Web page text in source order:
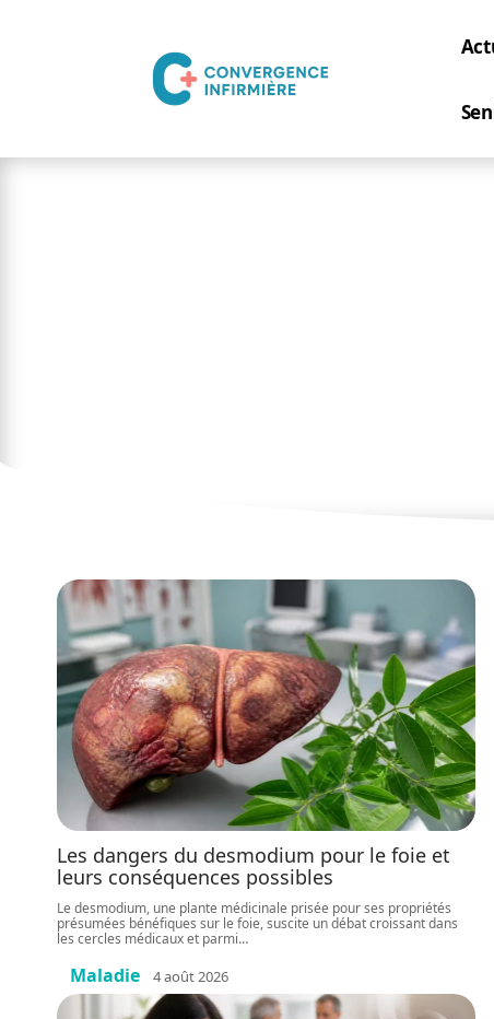
Les dangers du desmodium pour le foie et
leurs conséquences possibles
Le desmodium, une plante médicinale prisée pour ses propriétés
présumées bénéfiques sur le foie, suscite un débat croissant dans
les cercles médicaux et parmi…
Maladie 4 août 2026